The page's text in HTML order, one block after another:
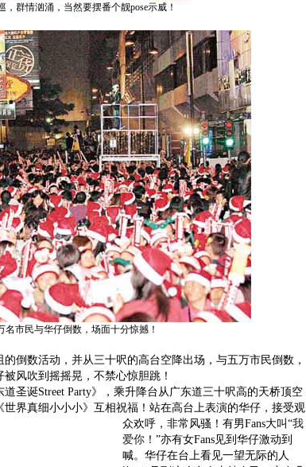
，群情汹涌，当然要摆番个靓pose示威！
名市民与华仔倒数，场面十分惊撼！
数活动，并从三十呎的高台空降出场，与五万市民倒数，
风吹到摇摇晃，不禁心惊胆跳！
诞Street Party》，乘升降台从广东道三十呎高的天桥顶空
世界真细小小小》互相祝福！站在高台上表演的华仔，接受观
众欢呼，非常风骚！有男Fans大叫“我
爱你 ！”亦有女Fans见到华仔激动到
喊。华仔在台上看见一望无际的人